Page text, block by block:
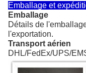
Emballage et
Emballage
Détails de
l'exportation.
Transport aérien
DHL/FedEx/UPS/